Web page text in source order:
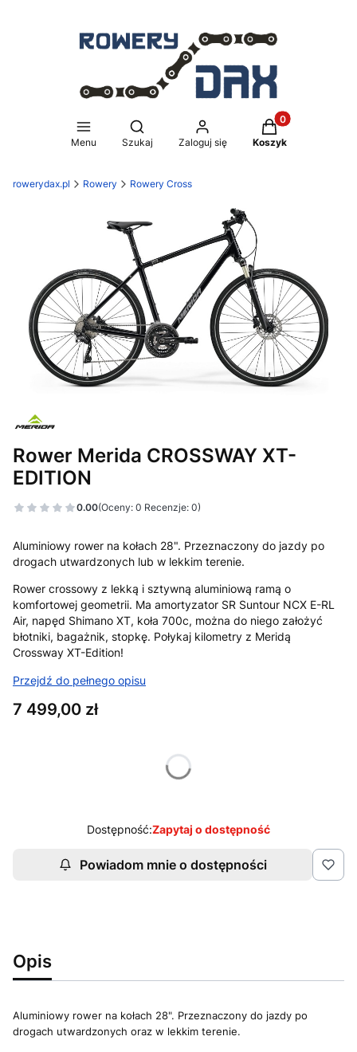
Menu
Otwórz wyszukiwarkę
Szukaj Zaloguj się
Produkty w
Koszyk
rowerydax.pl Rowery Rowery Cross
Rower Merida CROSSWAY XT-
EDITION
0.00(Oceny: 0 Recenzje: 0)
Aluminiowy rower na kołach 28". Przeznaczony do jazdy po
drogach utwardzonych lub w lekkim terenie.
Rower crossowy z lekką i sztywną aluminiową ramą o
komfortowej geometrii. Ma amortyzator SR Suntour NCX E-RL
Air, napęd Shimano XT, koła 700c, można do niego założyć
błotniki, bagażnik, stopkę. Połykaj kilometry z Meridą
Crossway XT-Edition!
Przejdź do pełnego opisu
Cena
7 499,00 zł
Poszczególne warianty mogą różnić się ceną
Dostępność:Zapytaj o dostępność
Powiadom mnie o dostępności
Opis
Aluminiowy rower na kołach 28". Przeznaczony do jazdy po
drogach utwardzonych oraz w lekkim terenie.